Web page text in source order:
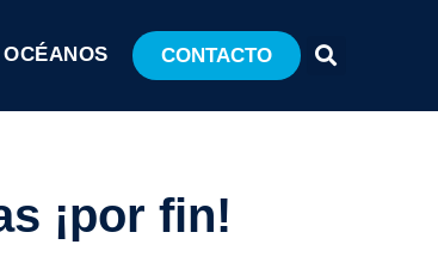
OCÉANOS CONTACTO
¡por fin!